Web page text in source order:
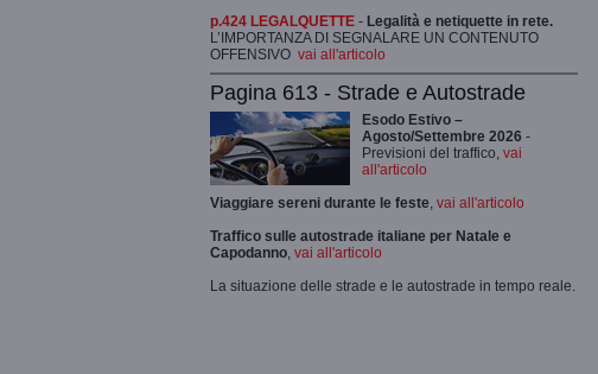
p.424 LEGALQUETTE - Legalità e netiquette in rete.
L’IMPORTANZA DI SEGNALARE UN CONTENUTO
OFFENSIVO vai all'articolo
Pagina 613 - Strade e Autostrade
Esodo Estivo –
Agosto/Settembre 2026 -
Previsioni del traffico, vai
all'articolo
Viaggiare sereni durante le feste, vai all'articolo
Traffico sulle autostrade italiane per Natale e
Capodanno, vai all'articolo
La situazione delle strade e le autostrade in tempo reale.